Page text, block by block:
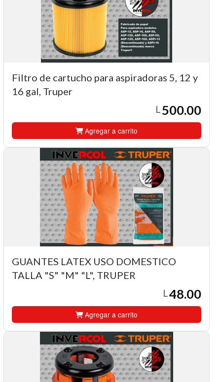
Filtro de cartucho para aspiradoras 5, 12 y
16 gal, Truper
L 500.00
Agregar a carrito
GUANTES LATEX USO DOMESTICO
TALLA "S" "M" "L", TRUPER
L48.00
Agregar a carrito